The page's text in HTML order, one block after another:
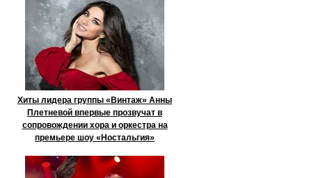
Хиты лидера группы «Винтаж» Анны
Плетневой впервые прозвучат в
сопровождении хора и оркестра на
премьере шоу «Ностальгия»